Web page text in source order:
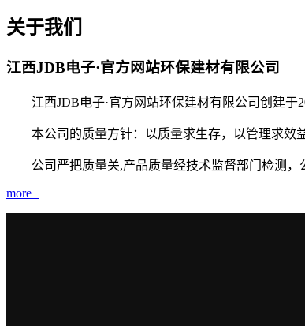
关于我们
江西JDB电子·官方网站环保建材有限公司
江西JDB电子·官方网站环保建材有限公司创建
本公司的质量方针：以质量求生存，以管理求效
公司严把质量关,产品质量经技术监督部门检测
more+